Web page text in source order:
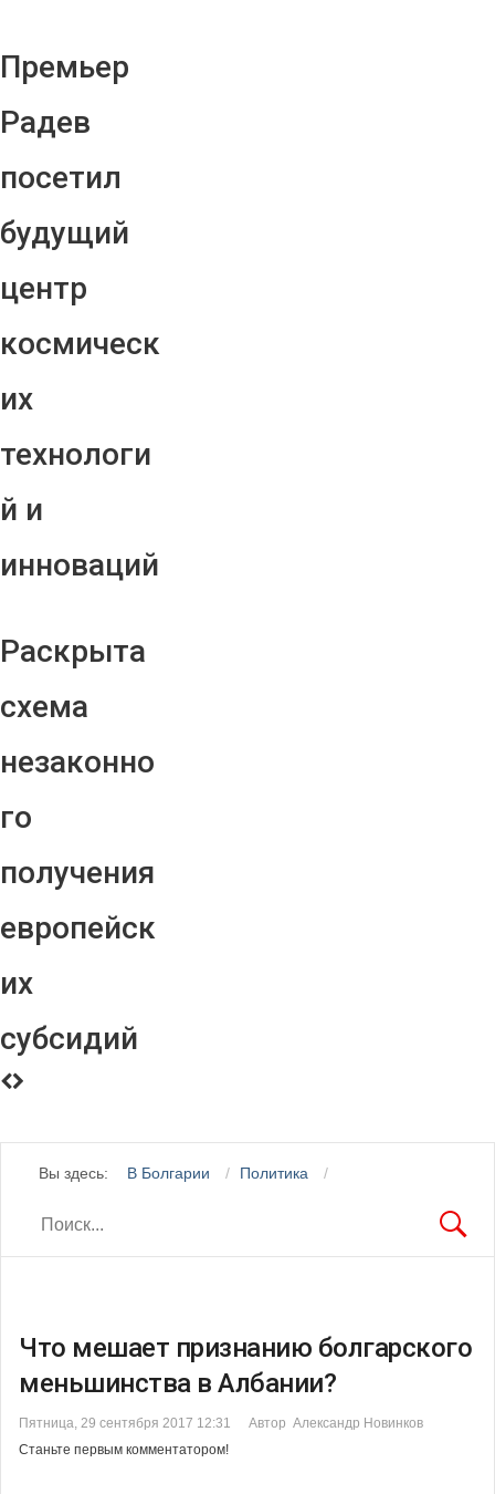
Премьер
Радев
посетил
будущий
центр
космическ
их
технологи
й и
инноваций
Раскрыта
схема
незаконно
го
получения
европейск
их
субсидий
Вы здесь: В Болгарии Политика
Что мешает признанию болгарского
меньшинства в Албании?
Пятница, 29 сентября 2017 12:31
Автор Александр Новинков
Станьте первым комментатором!